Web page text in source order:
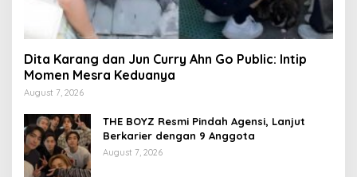
Dita Karang dan Jun Curry Ahn Go Public: Intip
Momen Mesra Keduanya
August 7, 2026
THE BOYZ Resmi Pindah Agensi, Lanjut
Berkarier dengan 9 Anggota
August 7, 2026